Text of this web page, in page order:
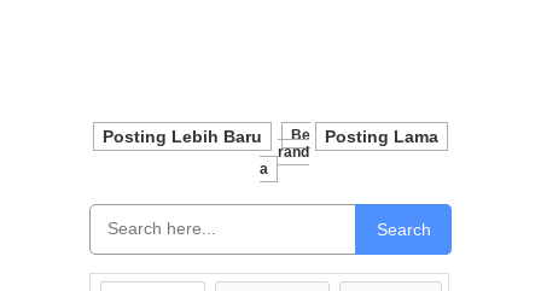
Posting Lebih Baru Posting Lama
Be
Rand
A
Search